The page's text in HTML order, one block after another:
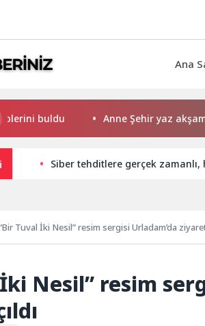
Ana
buldu Anne Şehir yaz
Siber tehditlere gerçek zamanlı,
Tuval İki Nesil” resim sergisi Urladam’da
Nesil” resim